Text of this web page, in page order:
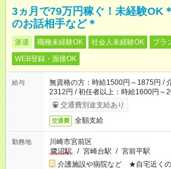
3ヵ月で79万円稼ぐ！未経験OK
のお話相手など＊
派遣 職種未経験OK 社会人未経験OK
ブラ
WEB登録・面接OK
給与
無資格の方：時給1500円～1875円 /
2312円 / 初任者以上：時給1600円～
交通費別途支給あり
交通費 全額支給
勤務地
川崎市宮前区
鷺沼駅
/ 宮崎台駅 / 宮前平駅
介護施設や病院など ★自宅近く